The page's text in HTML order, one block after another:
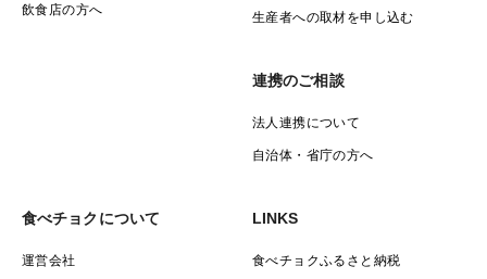
飲食店の方へ 生産者への取材を申し込む
連携のご相談
法人連携について
自治体・省庁の方へ
食べチョクについて
運営会社
LINKS
食べチョクふるさと納税